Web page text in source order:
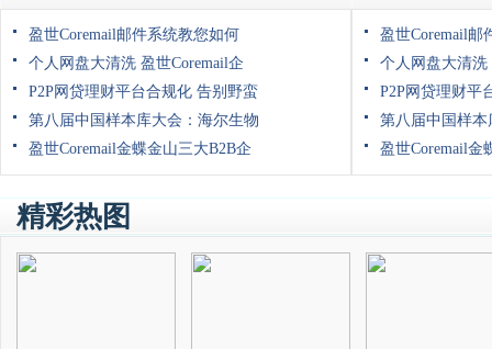
盈世Coremail邮件系统教您如何
个人网盘大清洗 盈世Coremail企
P2P网贷理财平台合规化 告别野蛮
第八届中国样本库大会：海尔生物
盈世Coremail金蝶金山三大B2B企
盈世Coremail邮
个人网盘大清洗
P2P网贷理财平
第八届中国样
盈世Coremail金
精彩热图